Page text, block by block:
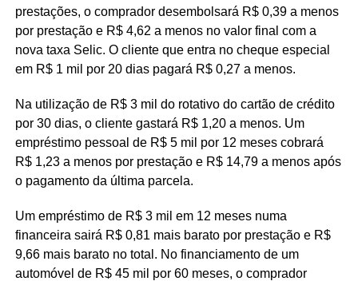
prestações, o comprador desembolsará R$ 0,39 a menos
por prestação e R$ 4,62 a menos no valor final com a
nova taxa Selic. O cliente que entra no cheque especial
em R$ 1 mil por 20 dias pagará R$ 0,27 a menos.
Na utilização de R$ 3 mil do rotativo do cartão de crédito
por 30 dias, o cliente gastará R$ 1,20 a menos. Um
empréstimo pessoal de R$ 5 mil por 12 meses cobrará
R$ 1,23 a menos por prestação e R$ 14,79 a menos após
o pagamento da última parcela.
Um empréstimo de R$ 3 mil em 12 meses numa
financeira sairá R$ 0,81 mais barato por prestação e R$
9,66 mais barato no total. No financiamento de um
automóvel de R$ 45 mil por 60 meses, o comprador